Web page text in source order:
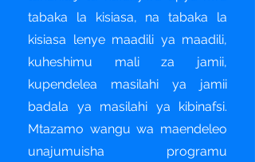
tabaka la kisiasa, na tabaka la
kisiasa lenye maadili ya maadili,
kuheshimu mali za jamii,
kupendelea masilahi ya jamii
badala ya masilahi ya kibinafsi.
Mtazamo wangu wa maendeleo
unajumuisha programu